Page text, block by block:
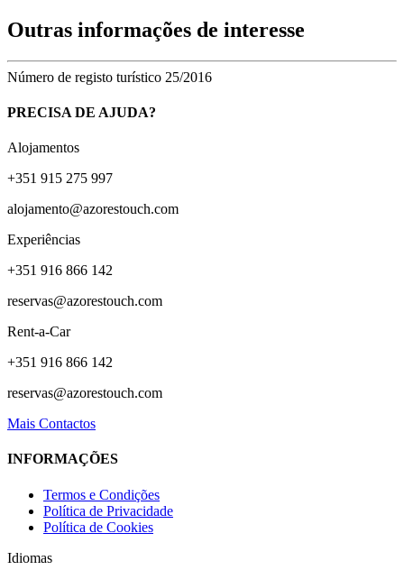
Outras informações de interesse
Número de registo turístico 25/2016
PRECISA DE AJUDA?
Alojamentos
+351 915 275 997
alojamento@azorestouch.com
Experiências
+351 916 866 142
reservas@azorestouch.com
Rent-a-Car
+351 916 866 142
reservas@azorestouch.com
Mais Contactos
INFORMAÇÕES
Termos e Condições
Política de Privacidade
Política de Cookies
Idiomas